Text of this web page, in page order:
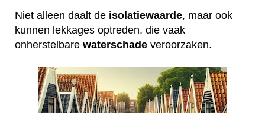
Niet alleen daalt de isolatiewaarde, maar ook
kunnen lekkages optreden, die vaak
onherstelbare waterschade veroorzaken.